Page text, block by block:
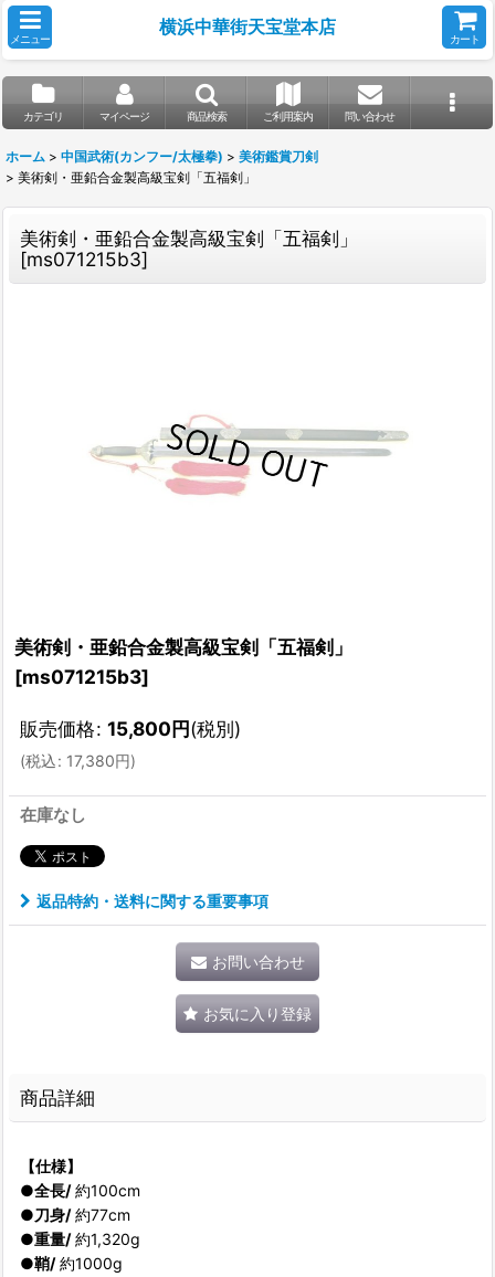
メニュー
横浜中華街天宝堂本店
カート
カテゴリ マイページ 商品検索 ご利用案内 問い合わせ
ホーム > 中国武術(カンフー/太極拳) > 美術鑑賞刀剣
> 美術剣・亜鉛合金製高級宝剣「五福剣」
美術剣・亜鉛合金製高級宝剣「五福剣」
[ms071215b3]
美術剣・亜鉛合金製高級宝剣「五福剣」
[ms071215b3]
販売価格: 15,800円(税別)
(税込: 17,380円)
在庫なし
返品特約・送料に関する重要事項
お問い合わせ
お気に入り登録
商品詳細
【仕様】
●全長/約100cm
●刀身/約77cm
●重量/約1,320g
●鞘/約1000g